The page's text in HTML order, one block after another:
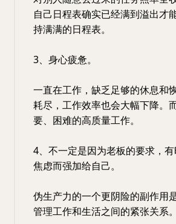
自己日程表确实已经满到溢出才
持满满的日程表。
3、身心疲惫。
一直在工作，缺乏足够的休息和
耗尽，工作效率也会大幅下降。
要、困难的高质量工作。
4、不一定是因为老板的要求，
焦虑而强加给自己。
伪生产力的一个更阴险的副作用
管理工作和生活之间的紧张关系。